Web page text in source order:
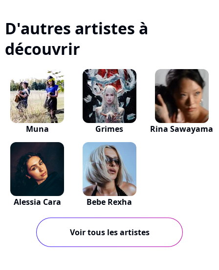
D'autres artistes à
découvrir
Muna Grimes Rina Sawayama
Alessia Cara Bebe Rexha
Voir tous les artistes